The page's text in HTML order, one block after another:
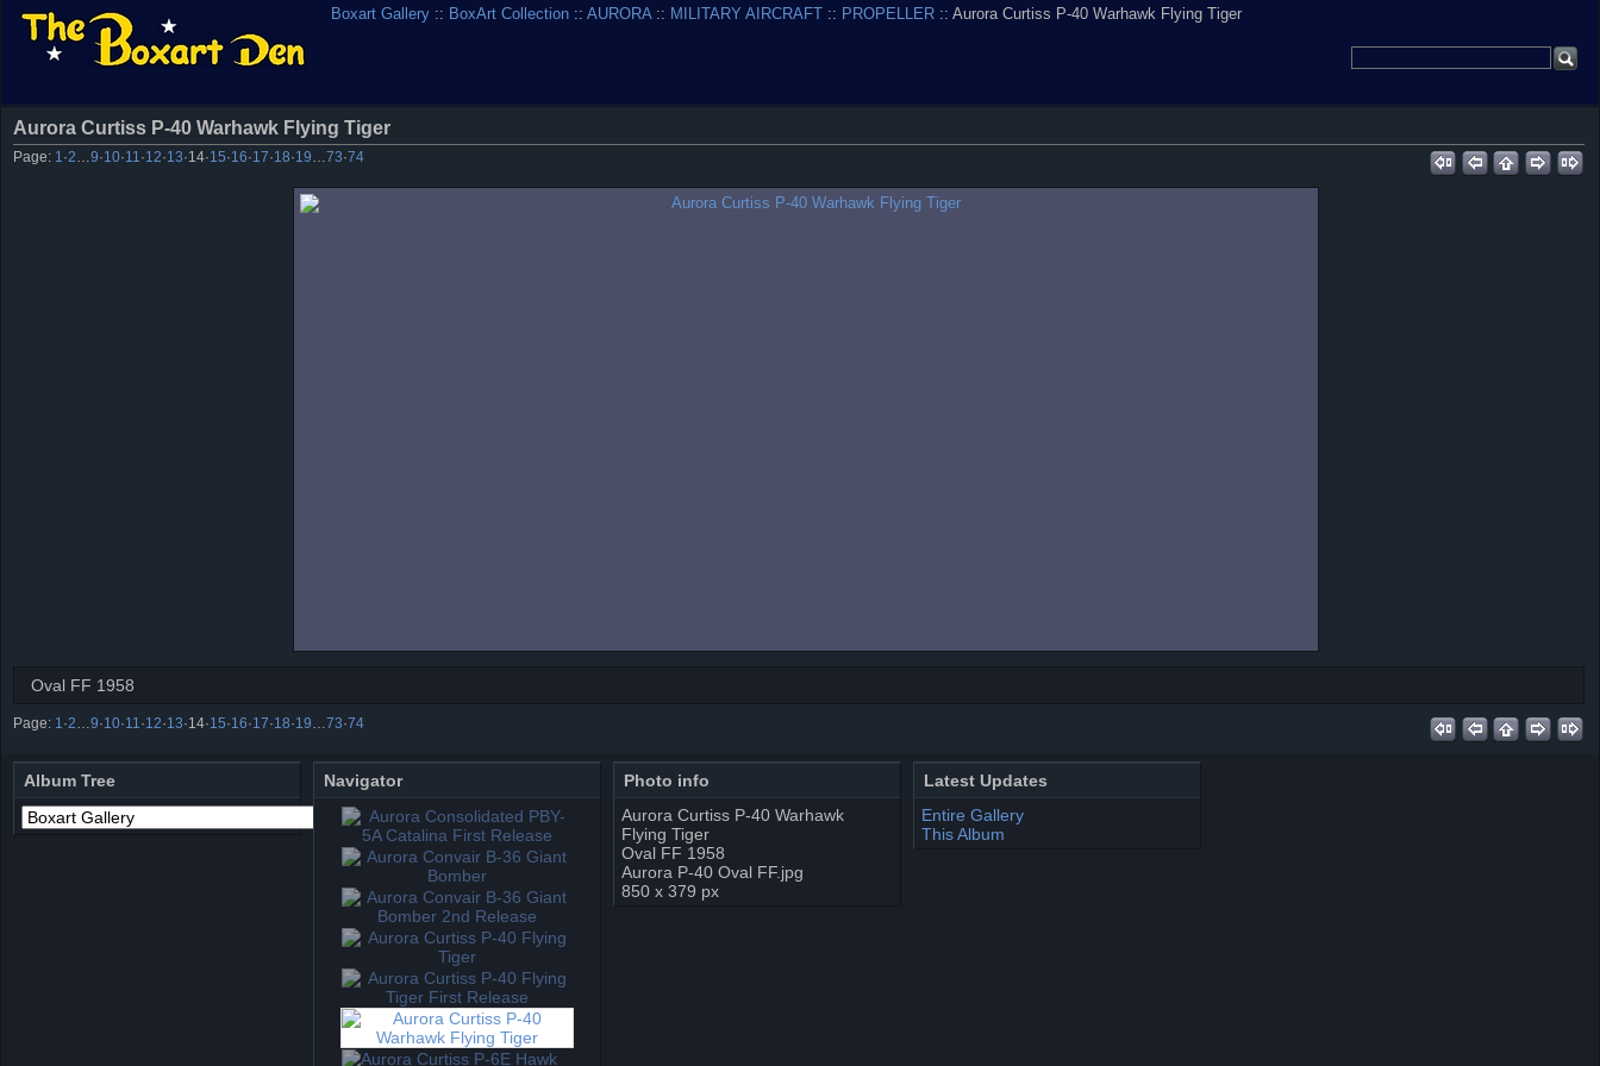
Boxart Gallery :: BoxArt Collection ::AURORA:: MILITARY AIRCRAFT :: PROPELLER :: Aurora Curtiss P-40 Warhawk Flying Tiger
Aurora Curtiss P-40 Warhawk Flying Tiger
Page: 1 ·2 9·10·11 ·12·13·14·15·16·17·18·19 73·74
Oval FF 1958
Page: 1 ·2 9·10·11 ·12·13·14·15·16·17·18·19 73·74
Album Tree Navigator
Photo info
Aurora Curtiss P-40 Warhawk
Flying Tiger
Oval FF 1958
Aurora P-40 Oval FF.jpg
850 x 379 px
Latest Updates
Entire Gallery
This Album